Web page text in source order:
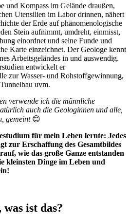
und Kompass im Gelände draußen,
Utensilien im Labor drinnen, nähert
der Erde auf phänomenologische
Stein aufnimmt, umdreht, einmisst,
einordnet und seine Funde und
Karte einzeichnet. Der Geologe kennt
Arbeitsgeländes in und auswendig.
entwickelt er
zur Wasser- und Rohstoffgewinnung,
uvm.
verwende ich die männliche
auch die Geologinnen und alle,
gemeint😊
für mein Leben lernte: Jedes
zur Erschaffung des Gesamtbildes
wie das große Ganze entstanden
kleinsten Dinge im Leben und
ist das?